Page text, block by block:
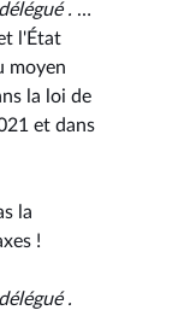
. …
l'État
moyen
la loi de
et dans
la
!
.